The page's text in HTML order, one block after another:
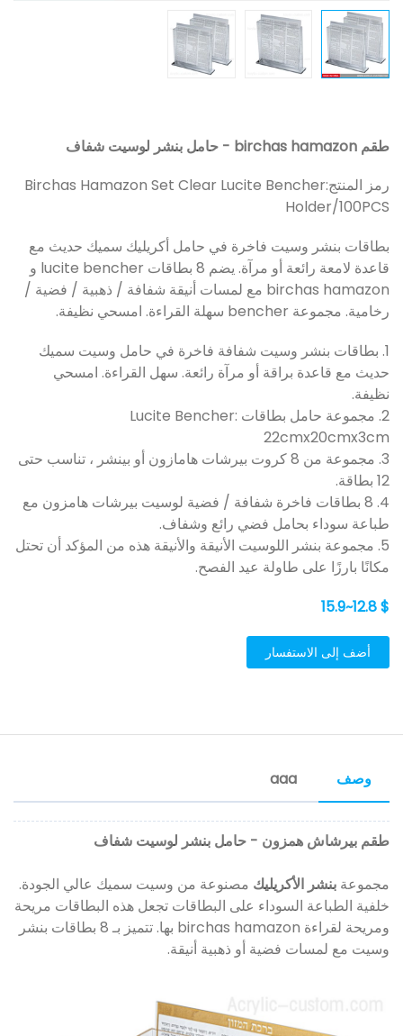
طقم birchas hamazon - حامل بنشر لوسيت شفاف
رمز المنتج:Birchas Hamazon Set Clear Lucite Bencher
Holder/100PCS
بطاقات بنشر وسيت فاخرة في حامل أكريليك سميك حديث مع
قاعدة لامعة رائعة أو مرآة. يضم 8 بطاقات lucite bencher و
birchas hamazon مع لمسات أنيقة شفافة / ذهبية / فضية /
رخامية. مجموعة bencher سهلة القراءة. امسحي نظيفة.
1. بطاقات بنشر وسيت شفافة فاخرة في حامل وسيت سميك
حديث مع قاعدة براقة أو مرآة رائعة. سهل القراءة. امسحي
نظيفة.
2. مجموعة حامل بطاقات Lucite Bencher:
22cmx20cmx3cm
3. مجموعة من 8 كروت بيرشات هامازون أو بينشر ، تناسب حتى
12 بطاقة.
4. 8 بطاقات فاخرة شفافة / فضية لوسيت بيرشات هامزون مع
طباعة سوداء بحامل فضي رائع وشفاف.
5. مجموعة بنشر اللوسيت الأنيقة والأنيقة هذه من المؤكد أن تحتل
مكانًا بارزًا على طاولة عيد الفصح.
$ 12.8~15.9
أضف إلى الاستفسار
وصف aaa
طقم بيرشاش همزون - حامل بنشر لوسيت شفاف
مجموعة بنشر الأكريليك مصنوعة من وسيت سميك عالي الجودة.
خلفية الطباعة السوداء على البطاقات تجعل هذه البطاقات مريحة
ومريحة لقراءة birchas hamazon بها. تتميز بـ 8 بطاقات بنشر
وسيت مع لمسات فضية أو ذهبية أنيقة.